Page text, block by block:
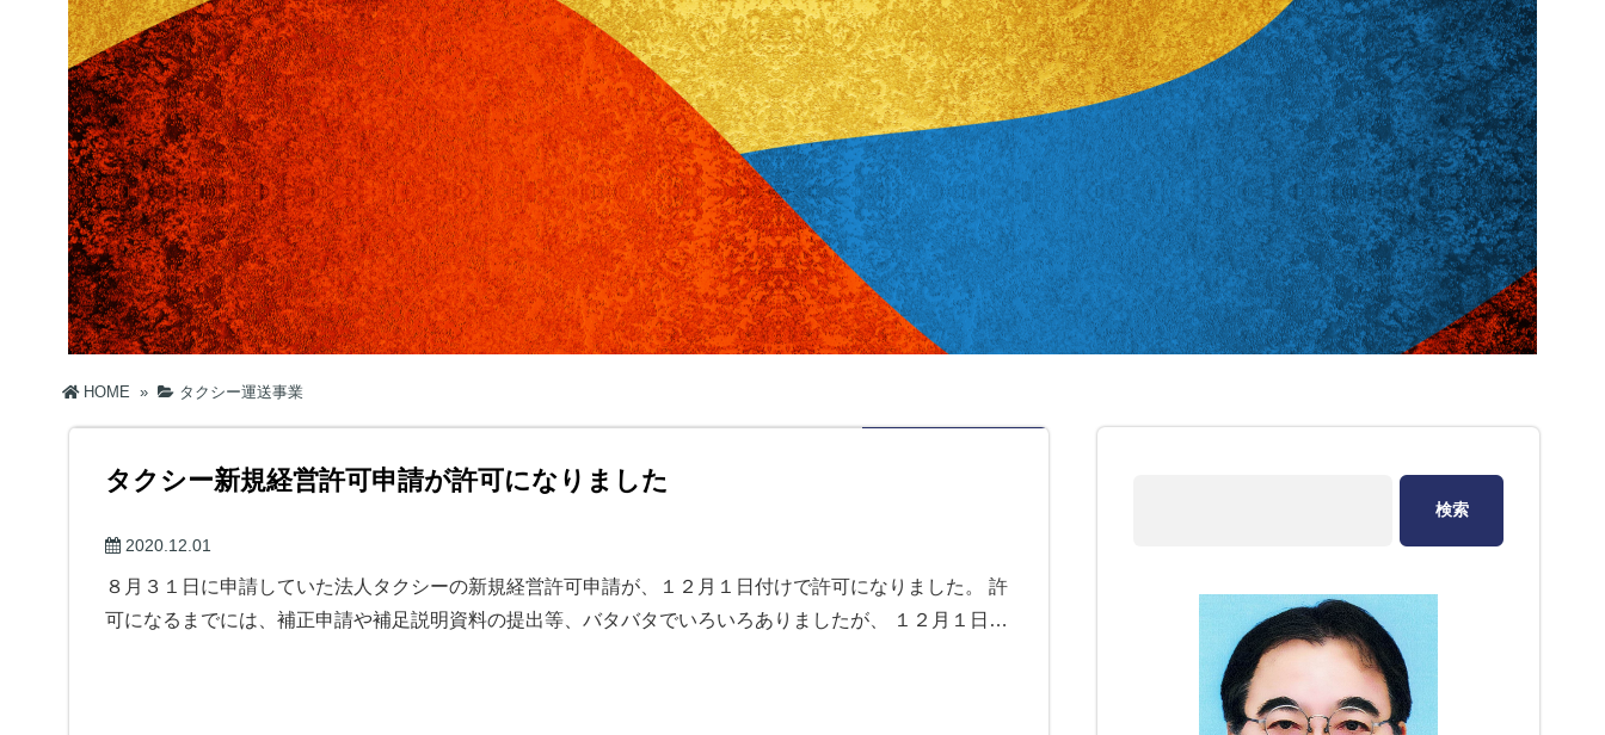
HOME » タクシー運送事業
タクシー新規経営許可申請が許可になりました
2020.12.01
８月３１日に申請していた法人タクシーの新規経営許可申請が、１２月１日付けで許可になりました。 許
可になるまでには、補正申請や補足説明資料の提出等、バタバタでいろいろありましたが、 １２月１日…